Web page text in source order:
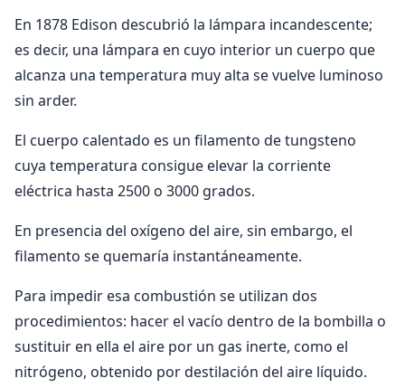
En 1878 Edison descubrió la lámpara incandescente;
es decir, una lámpara en cuyo interior un cuerpo que
alcanza una temperatura muy alta se vuelve luminoso
sin arder.
El cuerpo calentado es un filamento de tungsteno
cuya temperatura consigue elevar la corriente
eléctrica hasta 2500 o 3000 grados.
En presencia del oxígeno del aire, sin embargo, el
filamento se quemaría instantáneamente.
Para impedir esa combustión se utilizan dos
procedimientos: hacer el vacío dentro de la bombilla o
sustituir en ella el aire por un gas inerte, como el
nitrógeno, obtenido por destilación del aire líquido.